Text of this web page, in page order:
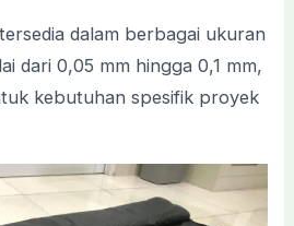
dalam berbagai ukuran
dari 0,05 mm hingga 0,1 mm,
kebutuhan spesifik proyek